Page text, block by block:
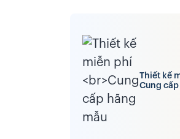
Thiết kế
Cung